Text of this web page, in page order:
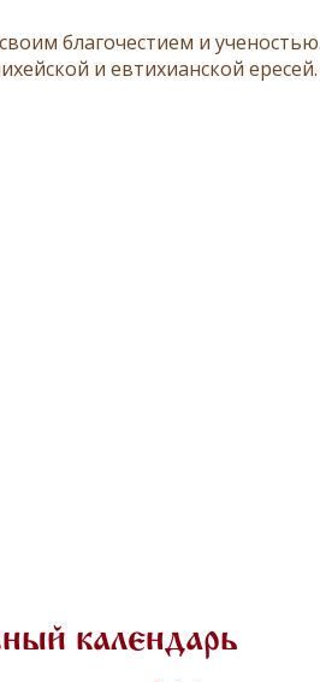
благочестием и
и евтихианской
календарь